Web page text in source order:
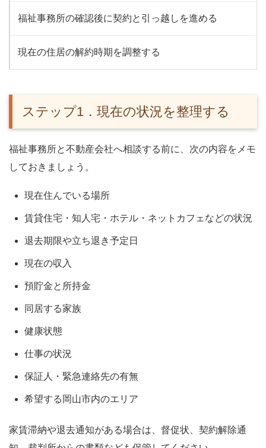
福祉事務所の確認後に契約と引っ越しを進める
現在の住居の解約時期を調整する
ステップ1．現在の状況を整理する
福祉事務所と不動産会社へ相談する前に、次の内容をメモ
しておきましょう。
現在住んでいる場所
賃貸住宅・知人宅・ホテル・ネットカフェなどの状況
退去期限や立ち退き予定日
現在の収入
預貯金と所持金
同居する家族
健康状態
仕事の状況
保証人・緊急連絡先の有無
希望する岡山市内のエリア
家賃滞納や退去通知がある場合は、督促状、契約解除通